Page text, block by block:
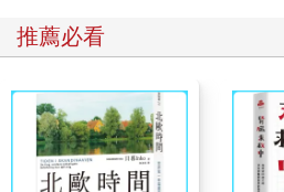
06 拍一條塗鴉的路
柏林的城市塗鴉世界聞名，為街頭藝
鴉如義大利藝術家Blu的Pink Man，
店的外牆；比利時的ROA；將死去
熱鬧街口；法國的塗鴉團體SOBR，
創作；還有安妮日記主角Anne Frank
館門口唱著猶太悲歌。柏林是官方容
推薦必看